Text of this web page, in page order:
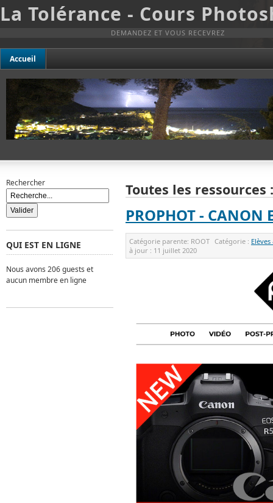
La Tolérance - Cours
DEMANDEZ ET VOUS RECEVREZ
Accueil
Toutes les ressources :
PROPHOT - CANON
Catégorie parente: ROOT Catégorie :
à jour : 11 juillet 2020
Rechercher
QUI EST EN LIGNE
Nous avons 206 guests et
aucun membre en ligne